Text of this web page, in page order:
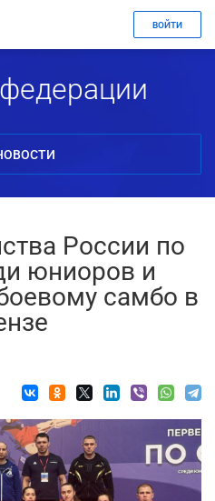
ВОЙТИ
России по
юниоров и
самбо в